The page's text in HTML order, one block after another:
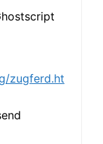
zugferd.ht